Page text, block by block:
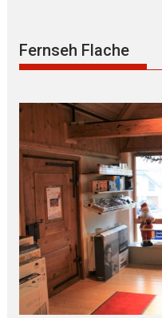
Fernseh Flache